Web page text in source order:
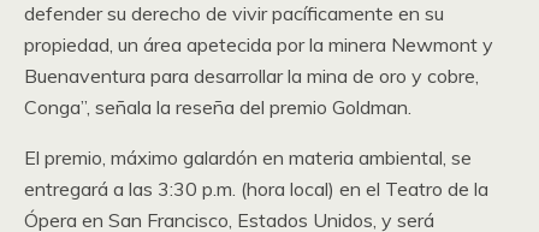
defender su derecho de vivir pacíficamente en su
propiedad, un área apetecida por la minera Newmont y
Buenaventura para desarrollar la mina de oro y cobre,
Conga”, señala la reseña del premio Goldman.
El premio, máximo galardón en materia ambiental, se
entregará a las 3:30 p.m. (hora local) en el Teatro de la
Ópera en San Francisco, Estados Unidos, y será